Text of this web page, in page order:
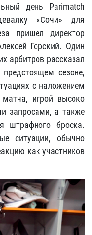
день Parimatch
«Сочи» для
пришел директор
Горский. Один
арбитров рассказал
сезоне,
с наложением
игрой высоко
запросами, а также
штрафного броска.
ситуации, обычно
как участников